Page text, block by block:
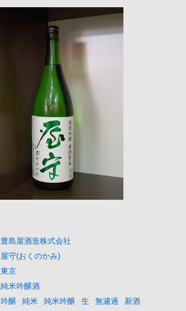
豊島屋酒造株式会社
屋守(おくのかみ)
東京
純米吟醸酒
吟醸 純米 純米吟醸 生 無濾過
新酒